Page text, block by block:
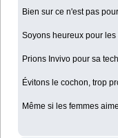
Bien sur ce n'est pas
Soyons heureux pour les
Prions Invivo pour sa
Évitons le cochon, trop
Même si les femmes